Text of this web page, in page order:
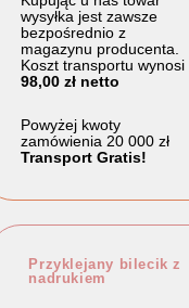
wysyłka jest zawsze
bezpośrednio z
magazynu producenta.
Koszt transportu wynosi
98,00 zł netto
Powyżej kwoty
zamówienia 20 000 zł
Transport Gratis!
Przyklejany bilecik z
nadrukiem